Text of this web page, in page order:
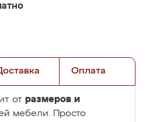
Оплата
от размеров и
мебели. Просто